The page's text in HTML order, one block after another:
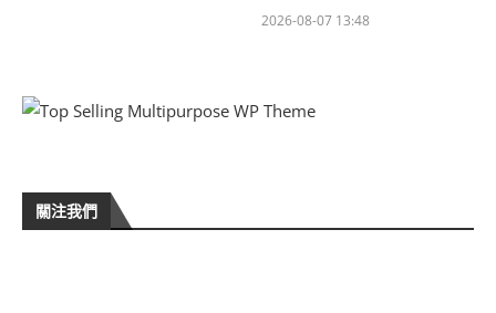
2026-08-07 13:48
關注我們